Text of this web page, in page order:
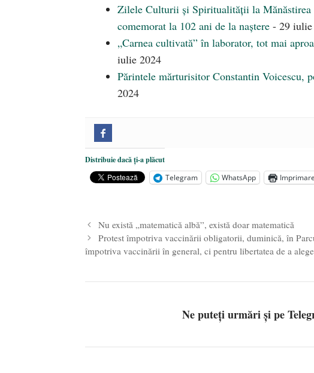
Zilele Culturii și Spiritualității la Mănăstirea
comemorat la 102 ani de la naștere - 29
„Carnea cultivată” în laborator, tot mai
iulie 2024
Părintele mărturisitor Constantin Voicescu,
2024
Distribuie dacă ți-a plăcut
Telegram
WhatsApp Imprimare
Nu există „matematică albă”, există doar matematică
Protest împotriva vaccinării obligatorii, duminică, în
împotriva vaccinării în general, ci pentru libertatea de a
Ne puteți urmări și pe